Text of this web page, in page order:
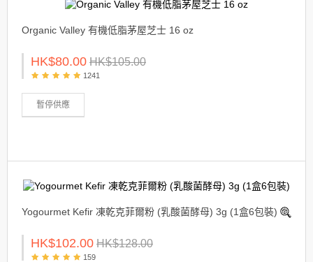
Organic Valley 有機低脂茅屋芝士 16 oz
HK$80.00 HK$105.00
1241
暫停供應
Yogourmet Kefir 凍乾克菲爾粉 (乳酸菌酵母) 3g (1盒6包裝)
HK$102.00 HK$128.00
159